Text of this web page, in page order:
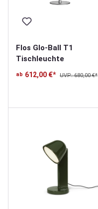
Flos Glo-Ball T1
Tischleuchte
ab 612,00 €* UVP: 680,00 €*